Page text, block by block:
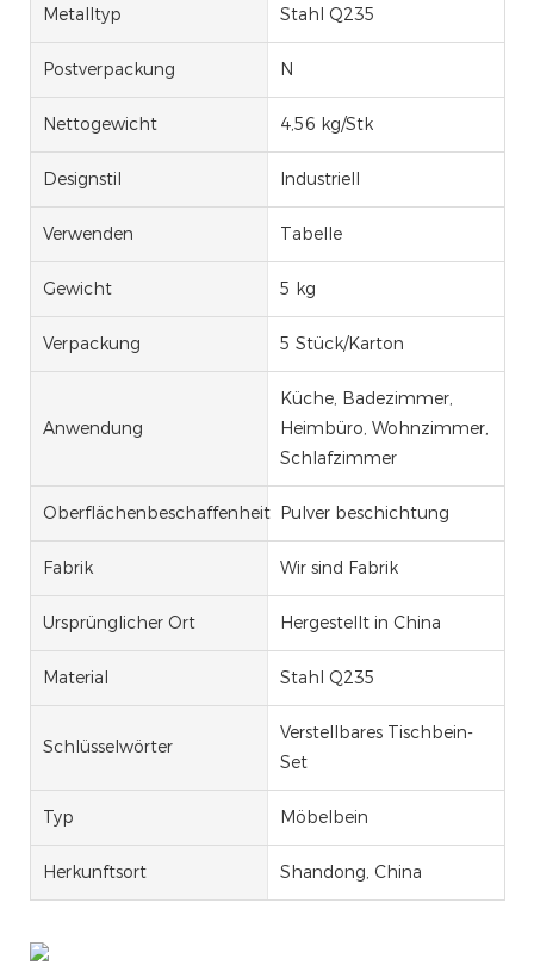
Metalltyp Stahl Q235
Postverpackung N
Nettogewicht 4,56 kg/Stk
Designstil Industriell
Verwenden Tabelle
Gewicht 5 kg
Verpackung 5 Stück/Karton
Anwendung
Küche, Badezimmer,
Heimbüro, Wohnzimmer,
Schlafzimmer
Oberflächenbeschaffenheit Pulver beschichtung
Fabrik Wir sind Fabrik
Ursprünglicher Ort Hergestellt in China
Material Stahl Q235
Schlüsselwörter
Verstellbares Tischbein-
Set
Typ Möbelbein
Herkunftsort Shandong, China